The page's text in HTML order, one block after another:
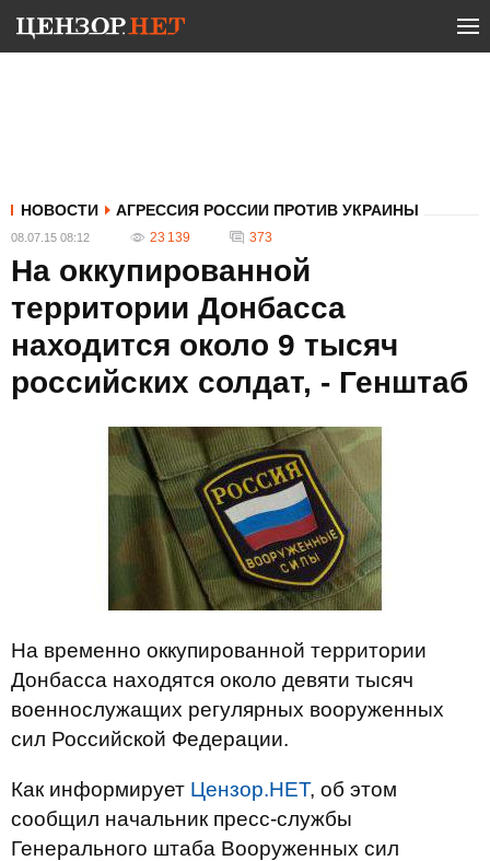
НОВОСТИ АГРЕССИЯ РОССИИ ПРОТИВ УКРАИНЫ
08.07.15 08:12 23 139 373
На оккупированной
территории Донбасса
находится около 9 тысяч
российских солдат, - Генштаб
На временно оккупированной территории
Донбасса находятся около девяти тысяч
военнослужащих регулярных вооруженных
сил Российской Федерации.
Как информирует Цензор.НЕТ, об этом
сообщил начальник пресс-службы
Генерального штаба Вооруженных сил